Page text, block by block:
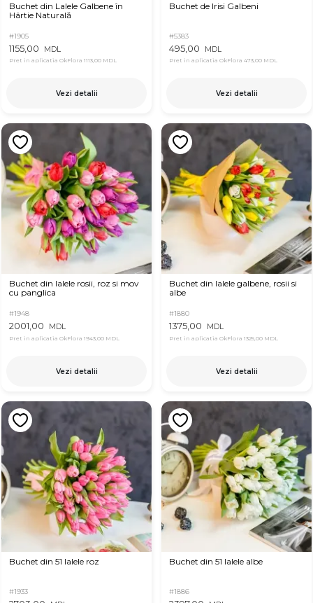
Buchet din Lalele Galbene în
Hârtie Naturală
#1905
1155,00 MDL
Pret in aplicatia OkFlora 1113,00 MDL
Vezi detalii
Buchet de Irisi Galbeni
#5383
495,00 MDL
Pret in aplicatia OkFlora 473,00 MDL
Vezi detalii
Buchet din lalele rosii, roz si mov
cu panglica
#1948
2001,00 MDL
Pret in aplicatia OkFlora 1943,00 MDL
Vezi detalii
Buchet din lalele galbene, rosii si
albe
#1880
1375,00 MDL
Pret in aplicatia OkFlora 1325,00 MDL
Vezi detalii
Buchet din 51 lalele roz
#1933
Buchet din 51 lalele albe
#1886